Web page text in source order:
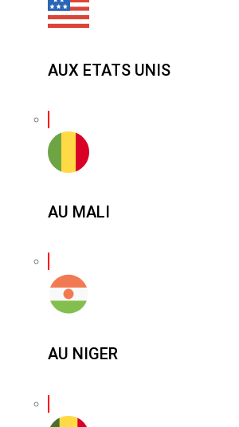
AUX ETATS UNIS
AU MALI
AU NIGER